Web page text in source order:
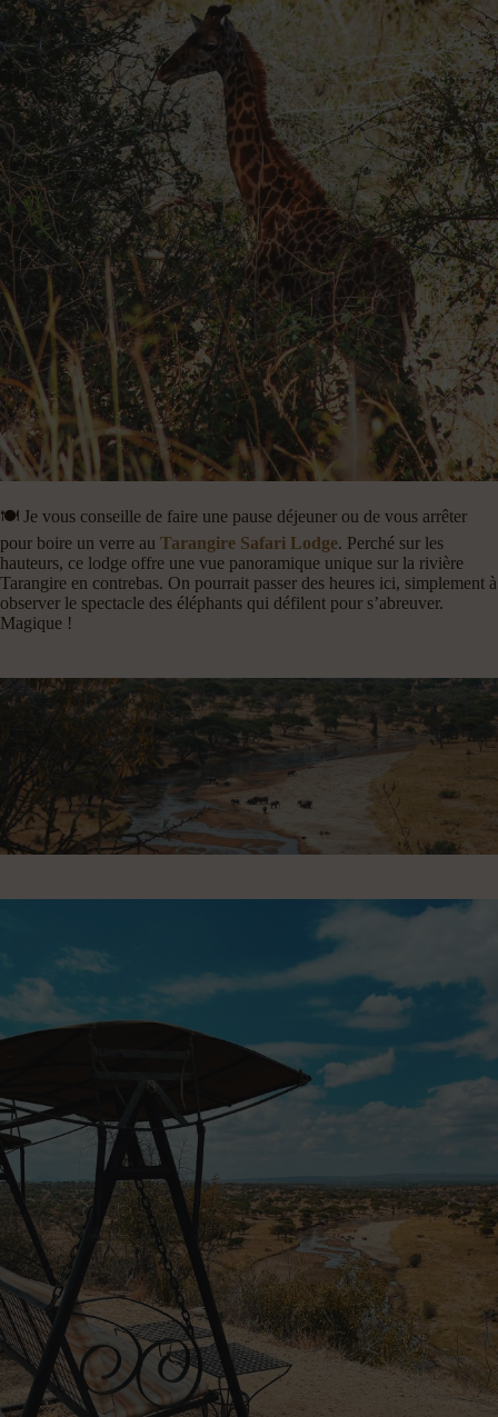
🍽️ Je vous conseille de faire une pause déjeuner ou de vous arrêter
pour boire un verre au Tarangire Safari Lodge. Perché sur les
hauteurs, ce lodge offre une vue panoramique unique sur la rivière
Tarangire en contrebas. On pourrait passer des heures ici, simplement à
observer le spectacle des éléphants qui défilent pour s’abreuver.
Magique !